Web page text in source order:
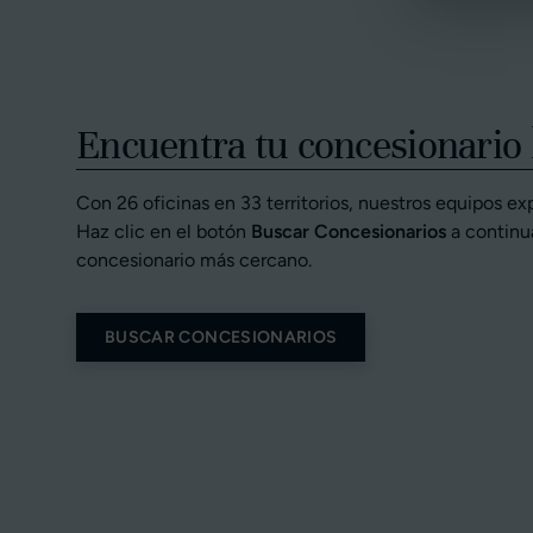
Encuentra tu concesionario
Con 26 oficinas en 33 territorios, nuestros equipos
Haz clic en el botón Buscar Concesionarios a
concesionario más cercano.
BUSCAR CONCESIONARIOS